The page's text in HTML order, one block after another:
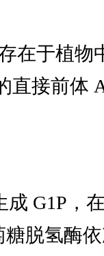
在于植
直接前体
成 G1P，
脱氢酶